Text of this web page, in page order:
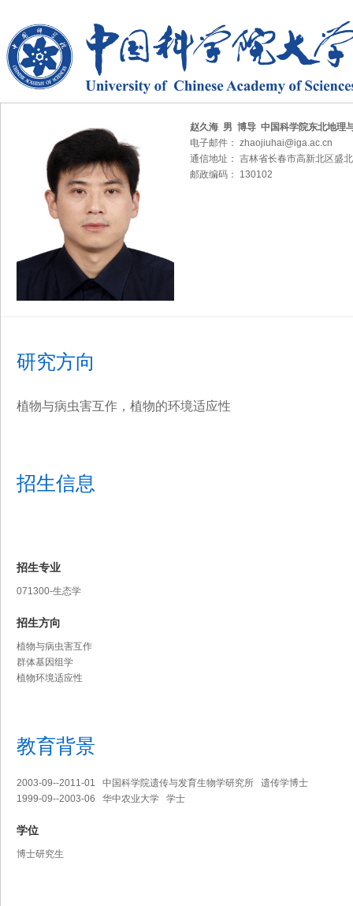
赵久海 男 博导 中国科学院东北地理
电子邮件： zhaojiuhai@iga.ac.cn
通信地址： 吉林省长春市高新北区
邮政编码： 130102
研究方向
植物与病虫害互作，植物的环境适应性
招生信息
招生专业
071300-生态学
招生方向
植物与病虫害互作
群体基因组学
植物环境适应性
教育背景
2003-09--2011-01 中国科学院遗传与发育生物学研究所 遗传学博士
1999-09--2003-06 华中农业大学 学士
学位
博士研究生